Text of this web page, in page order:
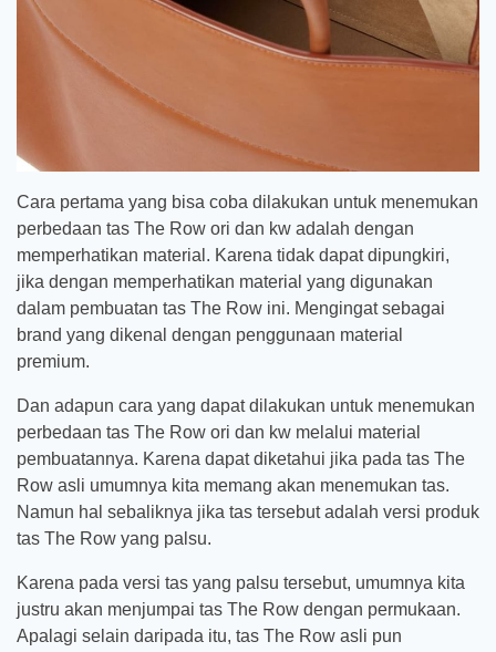
Cara pertama yang bisa coba dilakukan untuk menemukan
perbedaan tas The Row ori dan kw adalah dengan
memperhatikan material. Karena tidak dapat dipungkiri,
jika dengan memperhatikan material yang digunakan
dalam pembuatan tas The Row ini. Mengingat sebagai
brand yang dikenal dengan penggunaan material
premium.
Dan adapun cara yang dapat dilakukan untuk menemukan
perbedaan tas The Row ori dan kw melalui material
pembuatannya. Karena dapat diketahui jika pada tas The
Row asli umumnya kita memang akan menemukan tas.
Namun hal sebaliknya jika tas tersebut adalah versi produk
tas The Row yang palsu.
Karena pada versi tas yang palsu tersebut, umumnya kita
justru akan menjumpai tas The Row dengan permukaan.
Apalagi selain daripada itu, tas The Row asli pun